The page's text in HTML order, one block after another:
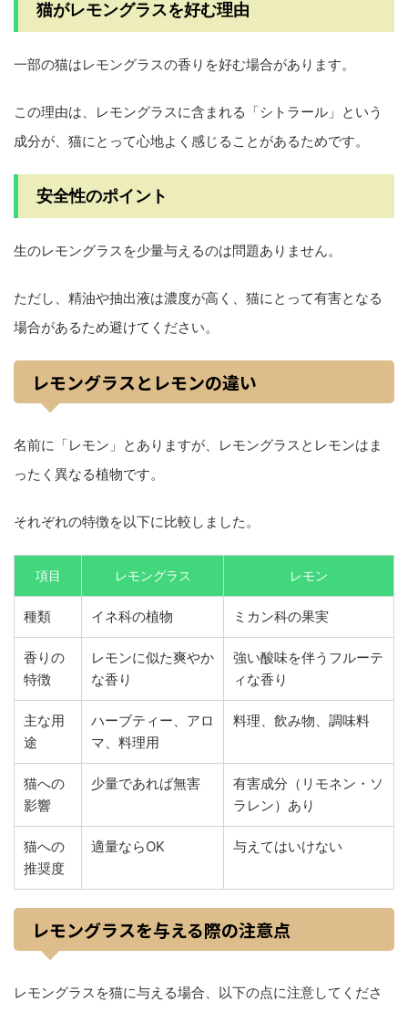
猫がレモングラスを好む理由
一部の猫はレモングラスの香りを好む場合があります。
この理由は、レモングラスに含まれる「シトラール」という
成分が、猫にとって心地よく感じることがあるためです。
安全性のポイント
生のレモングラスを少量与えるのは問題ありません。
ただし、精油や抽出液は濃度が高く、猫にとって有害となる
場合があるため避けてください。
レモングラスとレモンの違い
名前に「レモン」とありますが、レモングラスとレモンはま
ったく異なる植物です。
それぞれの特徴を以下に比較しました。
項目 レモングラス レモン
種類 イネ科の植物 ミカン科の果実
香りの
特徴
レモンに似た爽やか
な香り
強い酸味を伴うフルーテ
ィな香り
主な用
途
ハーブティー、アロ
マ、料理用
料理、飲み物、調味料
猫への
影響
少量であれば無害
有害成分（リモネン・ソ
ラレン）あり
猫への
推奨度
適量ならOK 与えてはいけない
レモングラスを与える際の注意点
レモングラスを猫に与える場合、以下の点に注意してくださ